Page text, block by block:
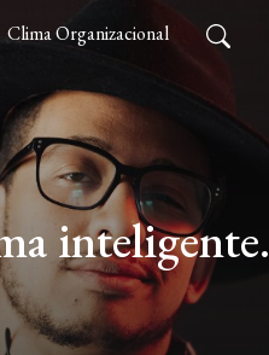
Clima Organizacional
inteligente.